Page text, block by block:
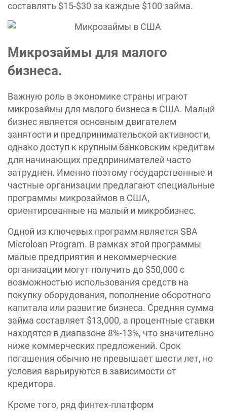
составлять $15-$30 за каждые $100 займа.
Микрозаймы для малого
бизнеса.
Важную роль в экономике страны играют
микрозаймы для малого бизнеса в США. Малый
бизнес является основным двигателем
занятости и предпринимательской активности,
однако доступ к крупным банковским кредитам
для начинающих предпринимателей часто
затруднен. Именно поэтому государственные и
частные организации предлагают специальные
программы микрозаймов в США,
ориентированные на малый и микробизнес.
Одной из ключевых программ является SBA
Microloan Program. В рамках этой программы
малые предприятия и некоммерческие
организации могут получить до $50,000 с
возможностью использования средств на
покупку оборудования, пополнение оборотного
капитала или развитие бизнеса. Средняя сумма
займа составляет $13,000, а процентные ставки
находятся в диапазоне 8%-13%, что значительно
ниже коммерческих предложений. Срок
погашения обычно не превышает шести лет, но
условия варьируются в зависимости от
кредитора.
Кроме того, ряд финтех-платформ